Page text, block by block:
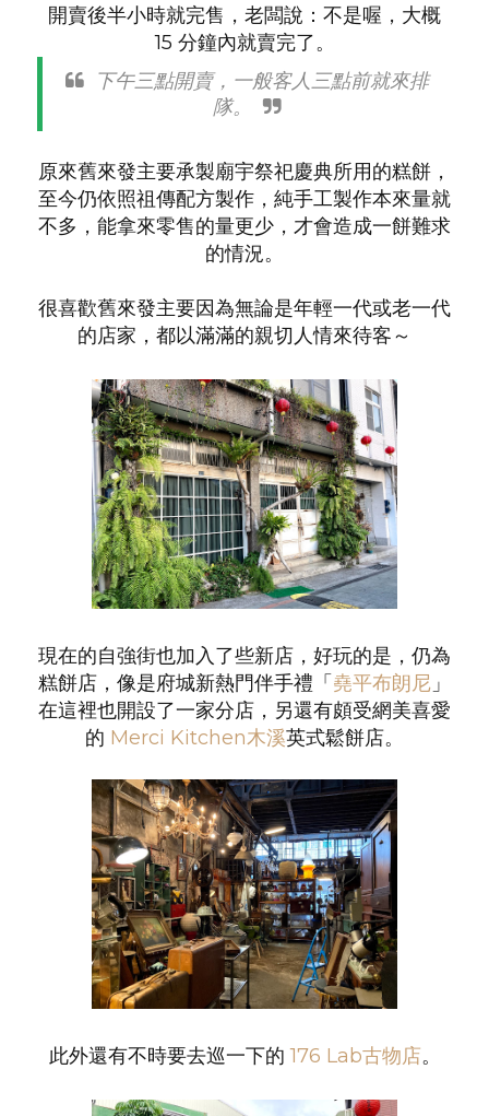
開賣後半小時就完售，老闆說：不是喔，大概
15 分鐘內就賣完了。
下午三點開賣，一般客人三點前就來排
隊。
原來舊來發主要承製廟宇祭祀慶典所用的糕餅，
至今仍依照祖傳配方製作 ，純手工製作本來量就
不多，能拿來零售的量更少，才會造成一餅難求
的情況。
很喜歡舊來發主要因為無論是年輕一代或老一代
的店家，都以滿滿的親切人情來待客～
現在的自強街也加入了些新店，好玩的是，仍為
糕餅店，像是府城新熱門伴手禮「堯平布朗尼 」
在這裡也開設了一家分店，另還有頗受網美喜愛
的 Merci Kitchen木溪英式鬆餅店。
此外還有不時要去巡一下的176 Lab古物店。